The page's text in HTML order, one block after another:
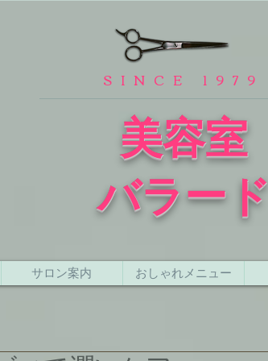
SINCE 1979
​美容室
バラード
サロン案内 おしゃれメニュー